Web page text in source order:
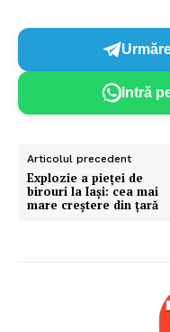
Intră
Articolul precedent
Explozie a pieţei de
birouri la Iaşi: cea mai
mare creştere din ţară